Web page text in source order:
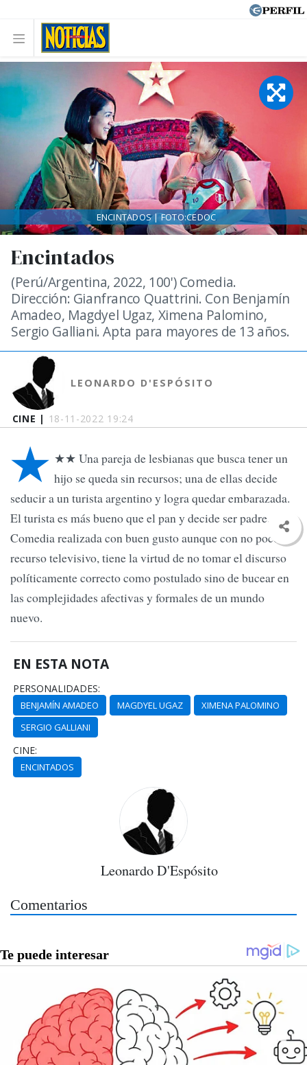
CINE | 18-11-2022 19:24
Encintados
(Perú/Argentina, 2022, 100') Comedia.
Dirección: Gianfranco Quattrini. Con Benjamín
Amadeo, Magdyel Ugaz, Ximena Palomino,
Sergio Galliani. Apta para mayores de 13 años.
LEONARDO D'ESPÓSITO
ENCINTADOS | FOTO:CEDOC
★ ★★ Una pareja de lesbianas que busca tener un
hijo se queda sin recursos; una de ellas decide
seducir a un turista argentino y logra quedar embarazada.
El turista es más bueno que el pan y decide ser padre.
Comedia realizada con buen gusto aunque con no poco de
recurso televisivo, tiene la virtud de no tomar el discurso
políticamente correcto como postulado sino de bucear en
las complejidades afectivas y formales de un mundo
nuevo.
EN ESTA NOTA
PERSONALIDADES:
BENJAMÍN AMADEO MAGDYEL UGAZ
XIMENA PALOMINO
SERGIO GALLIANI
CINE:
ENCINTADOS
Leonardo D'Espósito
Comentarios